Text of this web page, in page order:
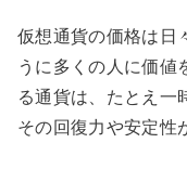
仮想通貨の価格は日
うに多くの人に価値
る通貨は、たとえ一
その回復力や安定性